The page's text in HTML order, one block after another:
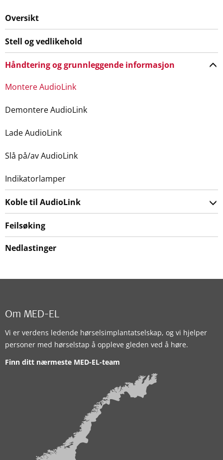
Oversikt
Stell og vedlikehold
Håndtering og grunnleggende informasjon
Montere AudioLink
Demontere AudioLink
Lade AudioLink
Slå på/av AudioLink
Indikatorlamper
Koble til AudioLink
Feilsøking
Nedlastinger
Om MED-EL
Vi er verdens ledende hørselsimplantatselskap, og vi hjelper
personer med hørselstap å oppleve gleden ved å høre.
Finn ditt nærmeste MED-EL-team